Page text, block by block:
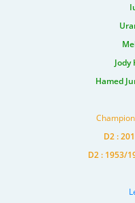
Hamed
D2 :
D2 : 1953/